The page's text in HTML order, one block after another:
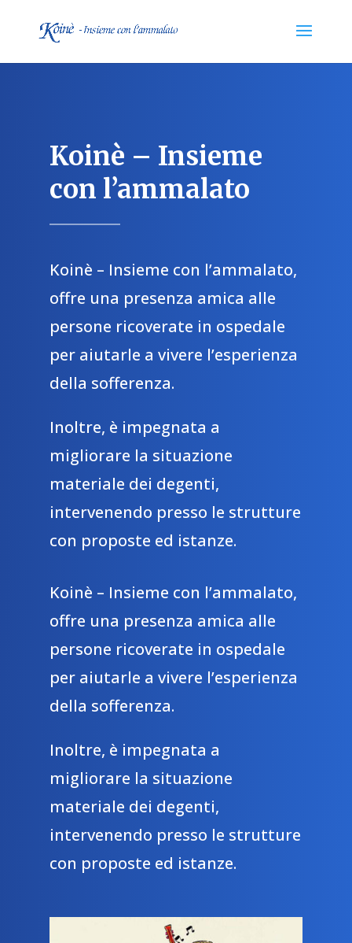
Koinè – Insieme
con l’ammalato
Koinè – Insieme con l’ammalato,
offre una presenza amica alle
persone ricoverate in ospedale
per aiutarle a vivere l’esperienza
della sofferenza.
Inoltre, è impegnata a
migliorare la situazione
materiale dei degenti,
intervenendo presso le strutture
con proposte ed istanze.
Koinè – Insieme con l’ammalato,
offre una presenza amica alle
persone ricoverate in ospedale
per aiutarle a vivere l’esperienza
della sofferenza.
Inoltre, è impegnata a
migliorare la situazione
materiale dei degenti,
intervenendo presso le strutture
con proposte ed istanze.